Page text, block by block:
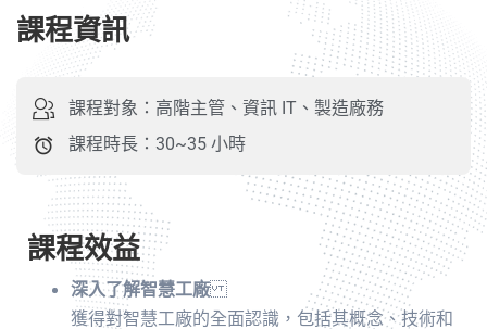
課程資訊
課程對象：高階主管、資訊 IT、製造廠務
課程時長：30~35 小時
課程效益
深入了解智慧工廠
獲得對智慧工廠的全面認識，包括其概念、技術和